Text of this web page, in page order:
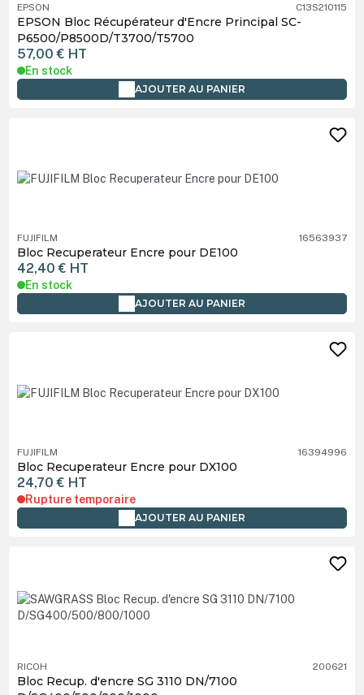
EPSON C13S210115
EPSON Bloc Récupérateur d'Encre Principal SC-
P6500/P8500D/T3700/T5700
57,00 € HT
En stock
AJOUTER AU PANIER
FUJIFILM 16563937
Bloc Recuperateur Encre pour DE100
42,40 € HT
En stock
AJOUTER AU PANIER
FUJIFILM 16394996
Bloc Recuperateur Encre pour DX100
24,70 € HT
Rupture temporaire
AJOUTER AU PANIER
RICOH 200621
Bloc Recup. d'encre SG 3110 DN/7100